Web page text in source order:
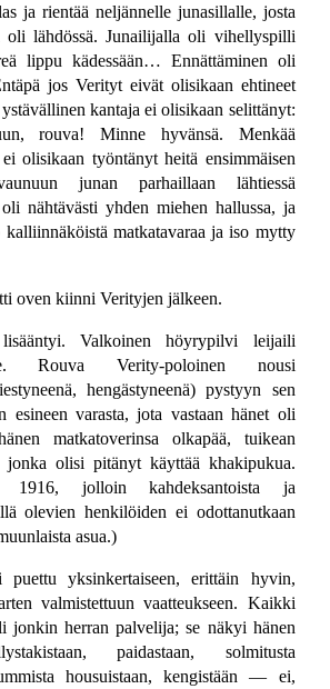
ja rientää neljännelle junasillalle, josta
oli lähdössä. Junailijalla oli vihellyspilli
lippu kädessään… Ennättäminen oli
jos Verityt eivät olisikaan ehtineet
kantaja ei olisikaan selittänyt:
rouva! Minne hyvänsä. Menkää
olisikaan työntänyt heitä ensimmäisen
junan parhaillaan lähtiessä
nähtävästi yhden miehen hallussa, ja
matkatavaraa ja iso mytty
oven kiinni Verityjen jälkeen.
Valkoinen höyrypilvi leijaili
Rouva Verity-poloinen nousi
hengästyneenä) pystyyn sen
esineen varasta, jota vastaan hänet oli
matkatoverinsa olkapää, tuikean
jonka olisi pitänyt käyttää khakipukua.
1916, jolloin kahdeksantoista ja
olevien henkilöiden ei odottanutkaan
asua.)
yksinkertaiseen, erittäin hyvin,
valmistettuun vaatteukseen. Kaikki
jonkin herran palvelija; se näkyi hänen
paidastaan, solmitusta
housuistaan, kengistään — ei,